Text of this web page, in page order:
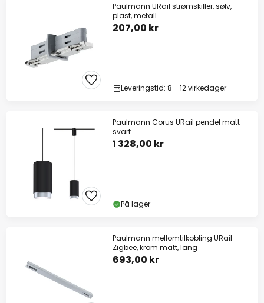
Paulmann URail strømskiller, sølv,
plast, metall
207,00 kr
Leveringstid: 8 - 12 virkedager
Paulmann Corus URail pendel matt
svart
1 328,00 kr
På lager
Paulmann mellomtilkobling URail
Zigbee, krom matt, lang
693,00 kr